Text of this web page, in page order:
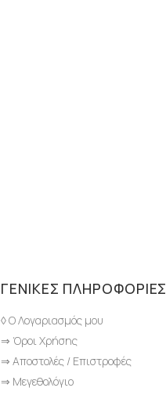
ΓΕΝΙΚΈΣ ΠΛΗΡΟΦΟΡΊΕΣ
◊ Ο Λογαριασμός μου
⇒ Όροι Χρήσης
⇒ Αποστολές / Επιστροφές
⇒ Μεγεθολόγιο